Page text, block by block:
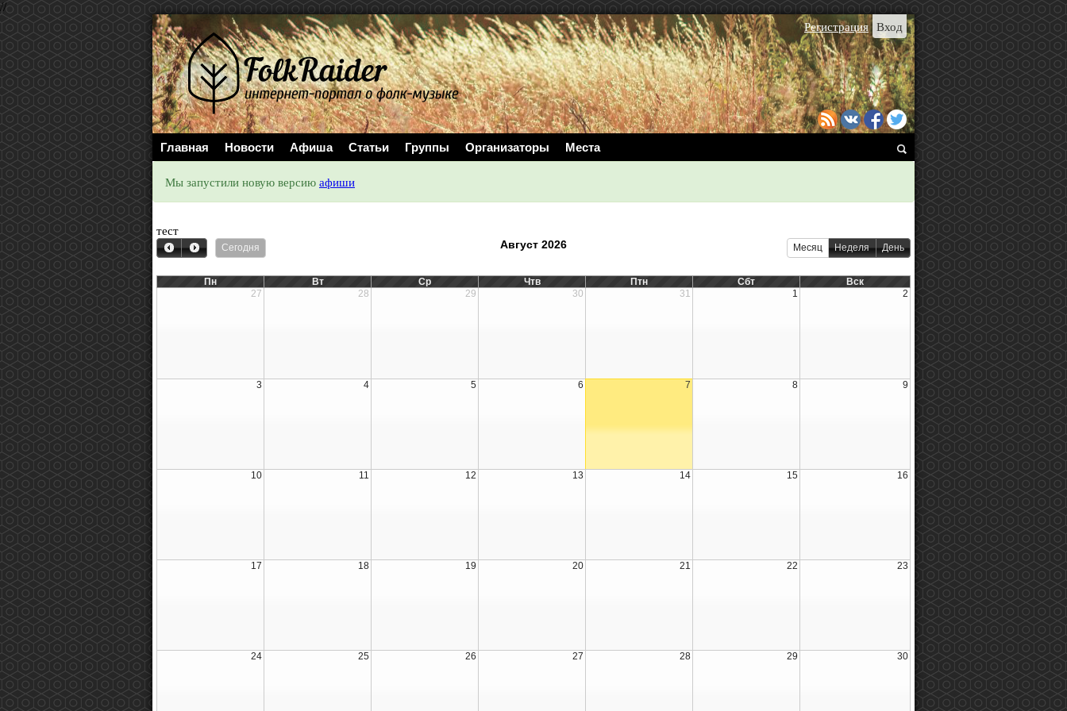
//
Вход
Регистрация
Главная Новости Афиша Статьи Группы Организаторы Места
Мы запустили новую версию афиши
тест
Сегодня Август 2026 Месяц Неделя День
Пн Вт Ср Чтв Птн Сбт
Вск
27
28 29 30 31 1 2
3 4 5 6 7 8 9
10 11 12 13 14 15 16
17 18 19 20 21 22 23
24 25 26 27 28 29 30